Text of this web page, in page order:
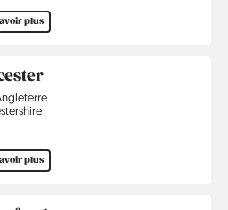
plus
plus